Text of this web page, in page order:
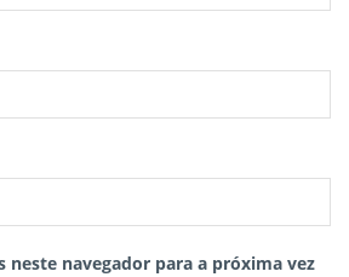
neste navegador para a próxima vez